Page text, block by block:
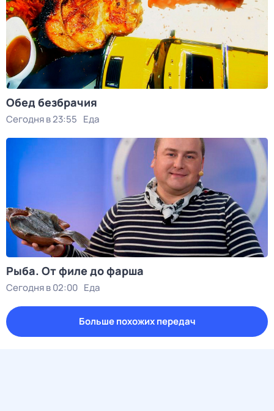
Обед безбрачия
Сегодня в 23:55 Еда
Рыба. От филе до фарша
Сегодня в 02:00 Еда
Больше похожих передач